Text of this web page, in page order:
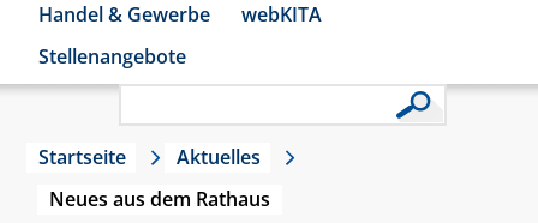
Handel & Gewerbe
webKITA
Stellenangebote
Startseite
Aktuelles
Neues aus dem Rathaus